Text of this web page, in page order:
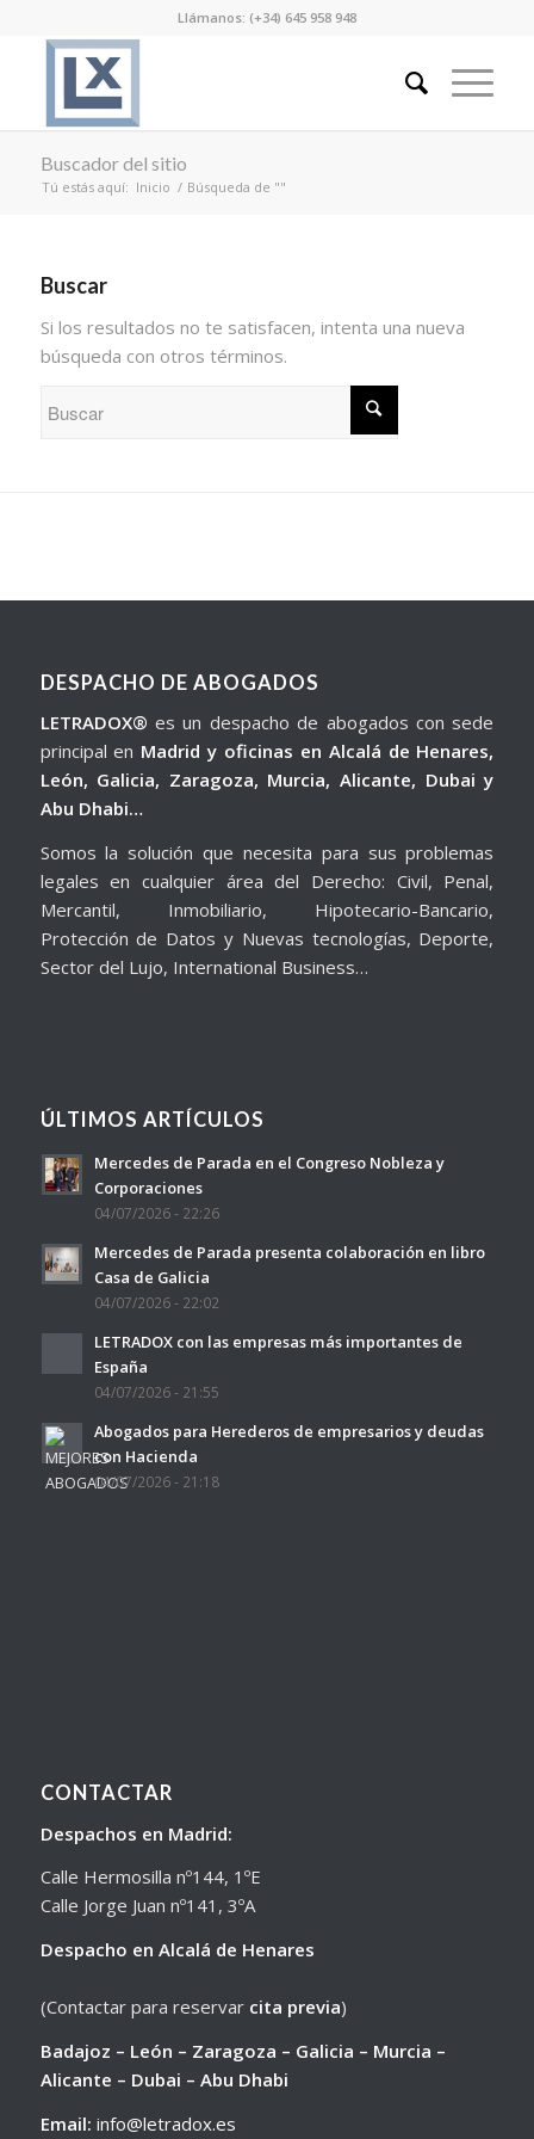
Llámanos: (+34) 645 958 948
Buscador del sitio
Tú estás aquí: Inicio / Búsqueda de ""
Buscar
Si los resultados no te satisfacen, intenta una nueva
búsqueda con otros términos.
DESPACHO DE ABOGADOS
LETRADOX® es un despacho de abogados con sede
principal en Madrid y oficinas en Alcalá de Henares,
León, Galicia, Zaragoza, Murcia, Alicante, Dubai y
Abu Dhabi…
Somos la solución que necesita para sus problemas
legales en cualquier área del Derecho: Civil, Penal,
Mercantil, Inmobiliario, Hipotecario-Bancario,
Protección de Datos y Nuevas tecnologías, Deporte,
Sector del Lujo, International Business…
ÚLTIMOS ARTÍCULOS
Mercedes de Parada en el Congreso Nobleza y
Corporaciones
04/07/2026 - 22:26
Mercedes de Parada presenta colaboración en libro
Casa de Galicia
04/07/2026 - 22:02
LETRADOX con las empresas más importantes de
España
04/07/2026 - 21:55
Abogados para Herederos de empresarios y deudas
con Hacienda
04/07/2026 - 21:18
CONTACTAR
Despachos en Madrid:
Calle Hermosilla nº144, 1ºE
Calle Jorge Juan nº141, 3ºA
Despacho en Alcalá de Henares
(Contactar para reservar cita previa)
Badajoz – León – Zaragoza – Galicia – Murcia –
Alicante – Dubai – Abu Dhabi
Email: info@letradox.es